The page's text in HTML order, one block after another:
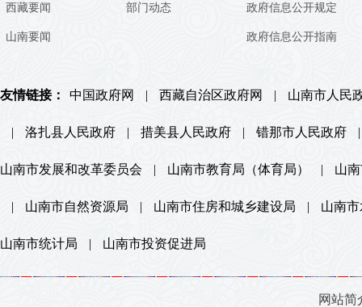
西藏要闻
山南要闻
部门动态 政府信息公开规定
政府信息公开指南
友情链接： 中国政府网 | 西藏自治区政府网 | 山南市人民
| 洛扎县人民政府 | 措美县人民政府 | 错那市人民政府 |
山南市发展和改革委员会 | 山南市教育局（体育局） | 山
| 山南市自然资源局 | 山南市住房和城乡建设局 | 山南
山南市统计局 | 山南市投资促进局
网站简